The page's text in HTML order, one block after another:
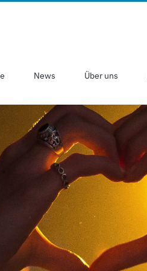
News Über uns